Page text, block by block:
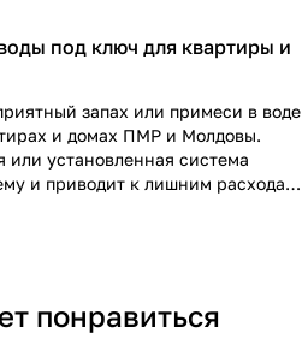
под ключ для квартиры и
запах или примеси в воде
и домах ПМР и Молдовы.
или установленная система
и приводит к лишним расходам.
каждому вопросу, чтобы учесть
максимальный комфорт. Все
то, чтобы в будущем
простым и удобным.
понравиться